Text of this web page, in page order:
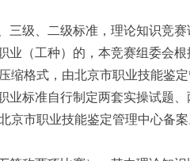
三级、二级标准，理论知识竞
（工种）的，本竞赛组委会
格式，由北京市职业技能鉴定
业标准自行制定两套实操试题
京市职业技能鉴定管理中心备案